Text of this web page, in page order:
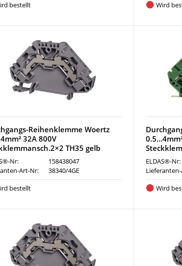
bestellt
Wird
Reihenklemme Woertz
32A 800V
TH35 gelb
Nr:
158438047
Art-Nr:
38340/4GE
bestellt
ELDAS®-Nr:
Wird